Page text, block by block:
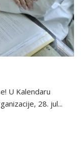
U Kalendaru
28. jul...